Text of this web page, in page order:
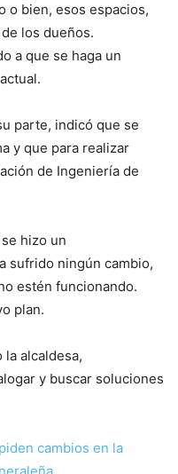
o bien, esos espacios,
los dueños.
a que se haga un
parte, indicó que se
y que para realizar
de Ingeniería de
hizo un
sufrido ningún cambio,
estén funcionando.
plan.
alcaldesa,
y buscar soluciones
cambios en la